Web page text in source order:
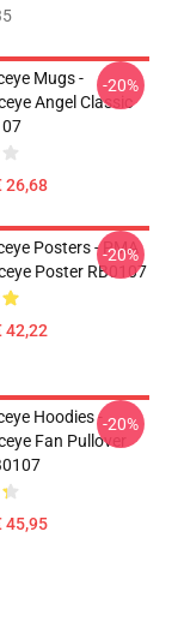
Mugs -
Angel Classic
26,68
-20%
Posters - PMA
Poster RB0107
42,22
-20%
Hoodies -
Fan Pullover
45,95
-20%